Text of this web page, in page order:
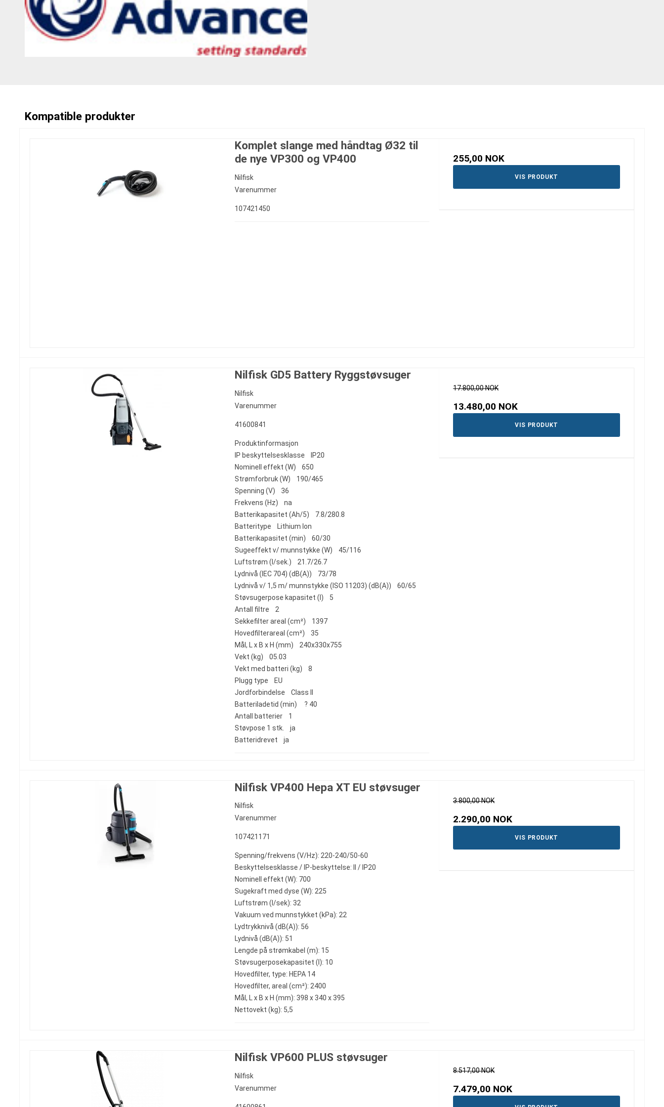
Kompatible produkter
Komplet slange med håndtag Ø32 til
de nye VP300 og VP400
Nilfisk
Varenummer
107421450
255,00 NOK
VIS PRODUKT
Nilfisk GD5 Battery Ryggstøvsuger
Nilfisk
Varenummer
41600841
Produktinformasjon
IP beskyttelsesklasse IP20
Nominell effekt (W) 650
Strømforbruk (W) 190/465
Spenning (V) 36
Frekvens (Hz) na
Batterikapasitet (Ah/5) 7.8/280.8
Batteritype Lithium lon
Batterikapasitet (min) 60/30
Sugeeffekt v/ munnstykke (W) 45/116
Luftstrøm (l/sek.) 21.7/26.7
Lydnivå (IEC 704) (dB(A)) 73/78
Lydnivå v/ 1,5 m/ munnstykke (ISO 11203) (dB(A)) 60/65
Støvsugerpose kapasitet (l) 5
Antall filtre 2
Sekkefilter areal (cm²) 1397
Hovedfilterareal (cm²) 35
Mål, L x B x H (mm) 240x330x755
Vekt (kg) 05.03
Vekt med batteri (kg) 8
Plugg type EU
Jordforbindelse Class II
Batteriladetid (min) ? 40
Antall batterier 1
Støvpose 1 stk. ja
Batteridrevet ja
17.800,00 NOK
13.480,00 NOK
VIS PRODUKT
Nilfisk VP400 Hepa XT EU støvsuger
Nilfisk
Varenummer
107421171
Spenning/frekvens (V/Hz): 220-240/50-60
Beskyttelsesklasse / IP-beskyttelse: II / IP20
Nominell effekt (W): 700
Sugekraft med dyse (W): 225
Luftstrøm (l/sek): 32
Vakuum ved munnstykket (kPa): 22
Lydtrykknivå (dB(A)): 56
Lydnivå (dB(A)): 51
Lengde på strømkabel (m): 15
Støvsugerposekapasitet (l): 10
Hovedfilter, type: HEPA 14
Hovedfilter, areal (cm²): 2400
Mål, L x B x H (mm): 398 x 340 x 395
Nettovekt (kg): 5,5
3.800,00 NOK
2.290,00 NOK
VIS PRODUKT
Nilfisk VP600 PLUS støvsuger
Nilfisk
Varenummer
8.517,00 NOK
7.479,00 NOK